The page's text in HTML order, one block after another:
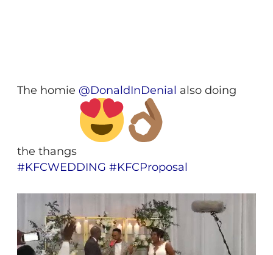
The homie @DonaldInDenial also doing
the thangs
#KFCWEDDING #KFCProposal